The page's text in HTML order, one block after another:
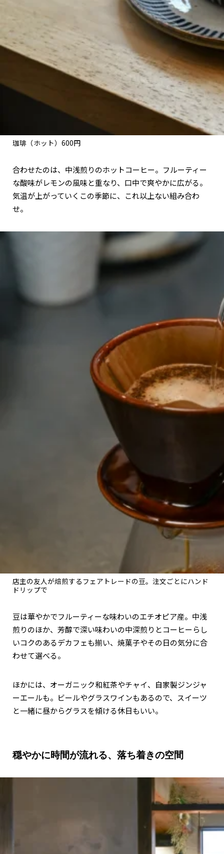
珈琲（ホット）600円
合わせたのは、中浅煎りのホットコーヒー。フルーティー
な酸味がレモンの風味と重なり、口中で爽やかに広がる。
気温が上がっていくこの季節に、これ以上ない組み合わ
せ。
店主の友人が焙煎するフェアトレードの豆。注文ごとにハンド
ドリップで
豆は華やかでフルーティーな味わいのエチオピア産。中浅
煎りのほか、芳醇で深い味わいの中深煎りとコーヒーらし
いコクのあるデカフェも揃い、焼菓子やその日の気分に合
わせて選べる。
ほかには、オーガニック和紅茶やチャイ、自家製ジンジャ
ーエールも。ビールやグラスワインもあるので、スイーツ
と一緒に昼からグラスを傾ける休日もいい。
穏やかに時間が流れる、落ち着きの空間